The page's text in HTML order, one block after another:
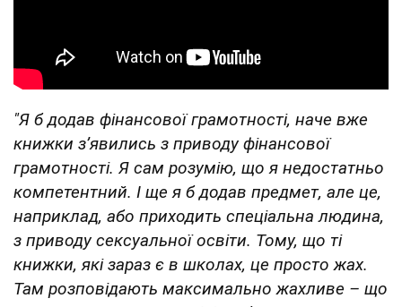
"Я б додав фінансової грамотності, наче вже
книжки зʼявились з приводу фінансової
грамотності. Я сам розумію, що я недостатньо
компетентний. І ще я б додав предмет, але це,
наприклад, або приходить спеціальна людина,
з приводу сексуальної освіти. Тому, що ті
книжки, які зараз є в школах, це просто жах.
Там розповідають максимально жахливе – що